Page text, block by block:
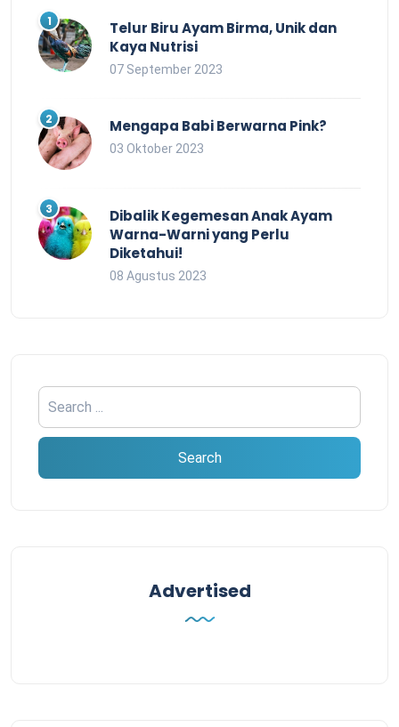
Telur Biru Ayam Birma, Unik dan
Kaya Nutrisi
07 September 2023
Mengapa Babi Berwarna Pink?
03 Oktober 2023
Dibalik Kegemesan Anak Ayam
Warna-Warni yang Perlu
Diketahui!
08 Agustus 2023
Advertised